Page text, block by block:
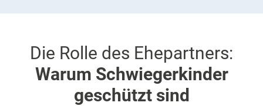
Die Rolle des Ehepartners:
Warum Schwiegerkinder
geschützt sind